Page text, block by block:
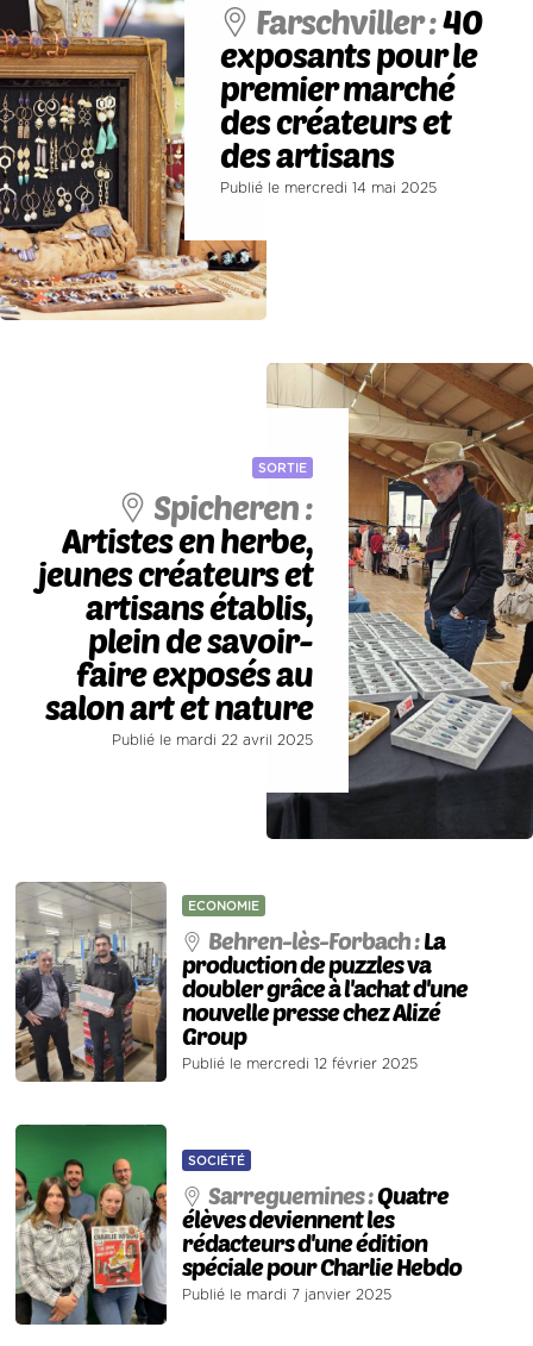
Farschviller :40
exposants pour le
premier marché
des créateurs et
des artisans
Publié le mercredi 14 mai 2025
SORTIE
Spicheren :
Artistes en herbe,
jeunes créateurs et
artisans établis,
plein de savoir-
faire exposés au
salon art et nature
Publié le mardi 22 avril 2025
ECONOMIE
Behren-lès-Forbach :La
production de puzzles va
doubler grâce à l'achat d'une
nouvelle presse chez Alizé
Group
Publié le mercredi 12 février 2025
SOCIÉTÉ
Sarreguemines :Quatre
élèves deviennent les
rédacteurs d'une édition
spéciale pour Charlie Hebdo
Publié le mardi 7 janvier 2025